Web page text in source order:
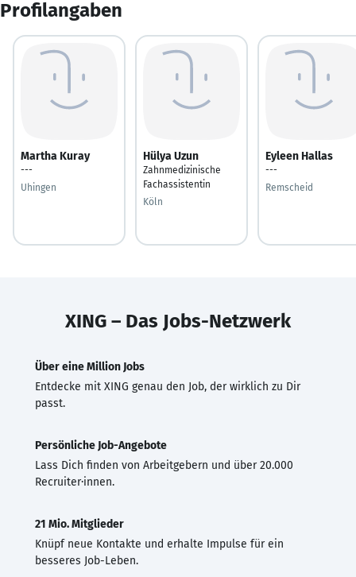
Profilangaben
Martha Kuray
---
Uhingen
Hülya Uzun
Zahnmedizinische
Fachassistentin
Köln
Eyleen Hallas
---
Remscheid
XING – Das Jobs-Netzwerk
Über eine Million Jobs
Entdecke mit XING genau den Job, der wirklich zu Dir
passt.
Persönliche Job-Angebote
Lass Dich finden von Arbeitgebern und über 20.000
Recruiter·innen.
21 Mio. Mitglieder
Knüpf neue Kontakte und erhalte Impulse für ein
besseres Job-Leben.